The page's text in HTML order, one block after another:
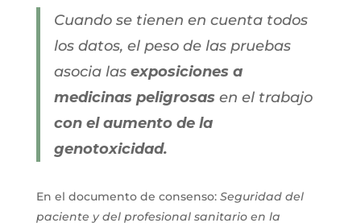
Cuando se tienen en cuenta todos
los datos, el peso de las pruebas
asocia lasexposiciones a
medicinas peligrosasen el trabajo
con el aumento de la
genotoxicidad.
En el documento de consenso: Seguridad del
paciente y del profesional sanitario en la